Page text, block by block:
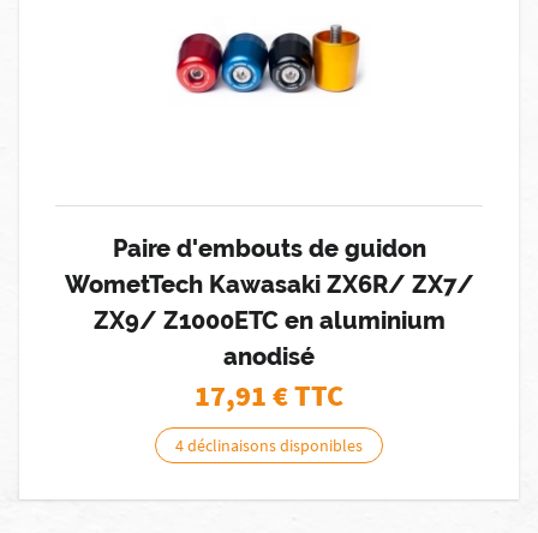
Paire d'embouts de guidon
WometTech Kawasaki ZX6R/ ZX7/
ZX9/ Z1000ETC en aluminium
anodisé
17,91€ TTC
4 déclinaisons disponibles